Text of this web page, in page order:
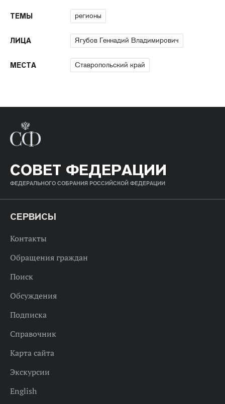
ТЕМЫ регионы
ЛИЦА Ягубов Геннадий Владимирович
МЕСТА Ставропольский край
СОВЕТ ФЕДЕРАЦИИ
ФЕДЕРАЛЬНОГО СОБРАНИЯ РОССИЙСКОЙ ФЕДЕРАЦИИ
СЕРВИСЫ
Контакты
Обращения граждан
Поиск
Обсуждения
Подписка
Справочник
Карта сайта
Экскурсии
English